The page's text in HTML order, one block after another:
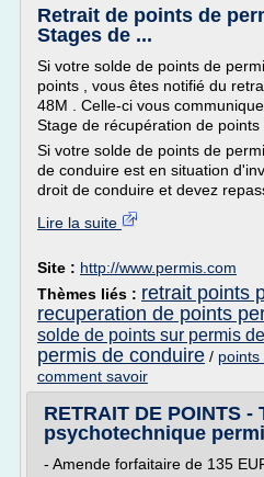
Retrait de points de
Stages de ...
Si votre solde de points de
points , vous êtes notifié du
48M . Celle-ci vous
Stage de récupération de points
Si votre solde de points de
de conduire est en situation
droit de conduire et devez
Lire la suite
Site : http://www.permis.com
Thèmes liés : retrait points
recuperation de points
solde de points sur permis
permis de conduire /
comment savoir
RETRAIT DE POINTS -
psychotechnique
- Amende forfaitaire de 135